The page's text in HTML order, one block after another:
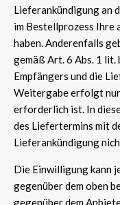
Lieferankündigung an
im Bestellprozess
haben. Anderenfalls
gemäß Art. 6 Abs. 1 lit.
Empfängers und die
Weitergabe erfolgt
erforderlich ist. In
des Liefertermins mit
Lieferankündigung
Die Einwilligung kann
gegenüber dem oben
gegenüber dem